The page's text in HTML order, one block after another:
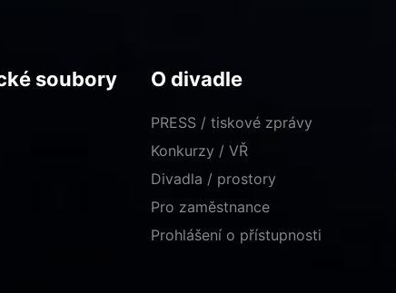
soubory O divadle
PRESS / tiskové zprávy
Konkurzy / VŘ
Divadla / prostory
Pro zaměstnance
Prohlášení o přístupnosti